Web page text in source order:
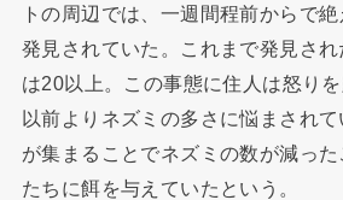
トの周辺では、一週間程前からで
発見されていた。これまで発見さ
は20以上。この事態に住人は怒りを
以前よりネズミの多さに悩まされ
が集まることでネズミの数が減っ
たちに餌を与えていたという。